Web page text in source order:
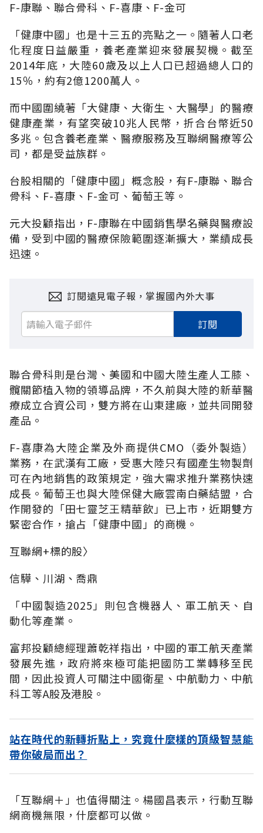
F-康聯、聯合骨科、F-喜康、F-金可
「健康中國」也是十三五的亮點之一。隨著人口老
化程度日益嚴重，養老產業迎來發展契機。截至
2014年底，大陸60歲及以上人口已超過總人口的
15％，約有2億1200萬人。
而中國圍繞著「大健康、大衛生、大醫學」的醫療
健康產業，有望突破10兆人民幣，折合台幣近50
多兆。包含養老產業、醫療服務及互聯網醫療等公
司，都是受益族群。
台股相關的「健康中國」概念股，有F-康聯、聯合
骨科、F-喜康、F-金可、葡萄王等。
元大投顧指出，F-康聯在中國銷售學名藥與醫療設
備，受到中國的醫療保險範圍逐漸擴大，業績成長
迅速。
訂閱遠見電子報，掌握國內外大事
訂閱
聯合骨科則是台灣、美國和中國大陸生產人工膝、
髖關節植入物的領導品牌，不久前與大陸的新華醫
療成立合資公司，雙方將在山東建廠，並共同開發
產品。
F-喜康為大陸企業及外商提供CMO（委外製造）
業務，在武漢有工廠，受惠大陸只有國產生物製劑
可在內地銷售的政策規定，強大需求推升業務快速
成長。葡萄王也與大陸保健大廠雲南白藥結盟，合
作開發的「田七靈芝王精華飲」已上市，近期雙方
緊密合作，搶占「健康中國」的商機。
互聯網+標的股〉
信驊、川湖、喬鼎
「中國製造2025」則包含機器人、軍工航天、自
動化等產業。
富邦投顧總經理蕭乾祥指出，中國的軍工航天產業
發展先進，政府將來極可能把國防工業轉移至民
間，因此投資人可關注中國衛星、中航動力、中航
科工等A股及港股。
站在時代的新轉折點上，究竟什麼樣的頂級智慧能
帶你破局而出？
「互聯網＋」也值得關注。楊國昌表示，行動互聯
網商機無限，什麼都可以做。